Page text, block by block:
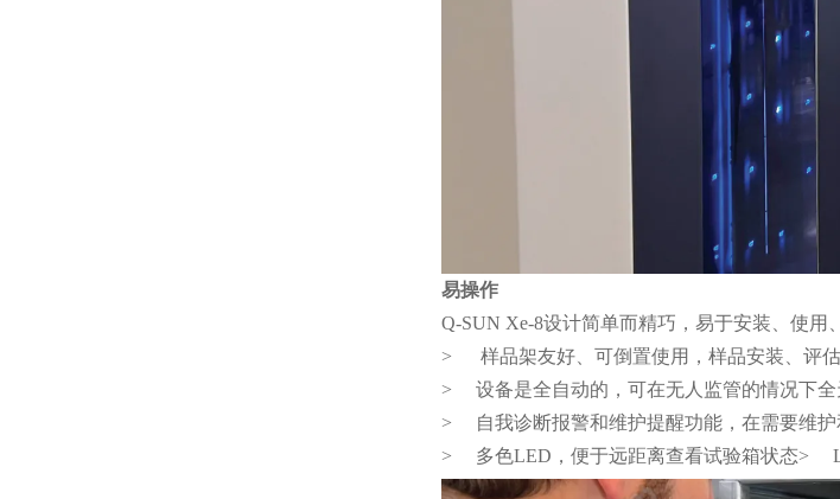
易操作
Q-SUN Xe-8设计简单而精巧，易于安装、使用
> 样品架友好、可倒置使用，样品安装、评
> 设备是全自动的，可在无人监管的情况下全
> 自我诊断报警和维护提醒功能，在需要维护
> 多色LED，便于远距离查看试验箱状态>